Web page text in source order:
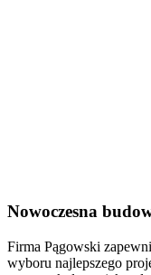
Nowoczesna
Firma Pągowski
wyboru najlepszego